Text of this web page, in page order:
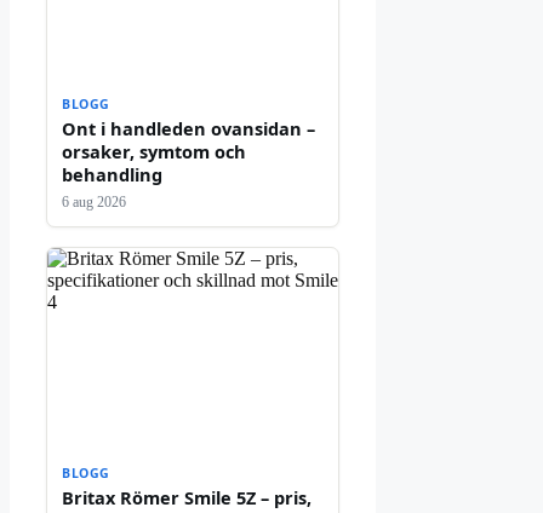
BLOGG
Ont i handleden ovansidan –
orsaker, symtom och
behandling
6 aug 2026
BLOGG
Britax Römer Smile 5Z – pris,